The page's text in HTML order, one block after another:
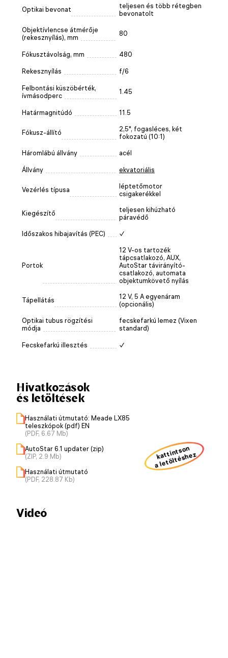
Optikai bevonat
teljesen és több rétegben
bevonatolt
Objektívlencse átmérője
(rekesznyílás), mm
80
Fókusztávolság, mm 480
Rekesznyílás f/6
Felbontási küszöbérték,
ívmásodperc
1.45
Határmagnitúdó 11.5
Fókusz-állító
2,5", fogasléces, két
fokozatú (10:1)
Háromlábú állvány acél
Állvány ekvatoriális
Vezérlés típusa
léptetőmotor
csigakerékkel
Kiegészítő
teljesen kihúzható
páravédő
Időszakos hibajavítás (PEC) ✓
Portok
12 V-os tartozék
tápcsatlakozó, AUX,
AutoStar távirányító-
csatlakozó, automata
objektumkövető nyílás
Tápellátás
12 V, 5 A egyenáram
(opcionális)
Optikai tubus rögzítési
módja
fecskefarkú lemez (Vixen
standard)
Fecskefarkú illesztés ✓
Hivatkozások
és letöltések
Használati útmutató: Meade LX85
teleszkópok (pdf) EN
(PDF, 6.67 Mb)
AutoStar 6.1 updater (zip)
(ZIP, 2.9 Mb)
Használati útmutató
(PDF, 228.87 Kb)
kattintson
a letöltéshez
Videó